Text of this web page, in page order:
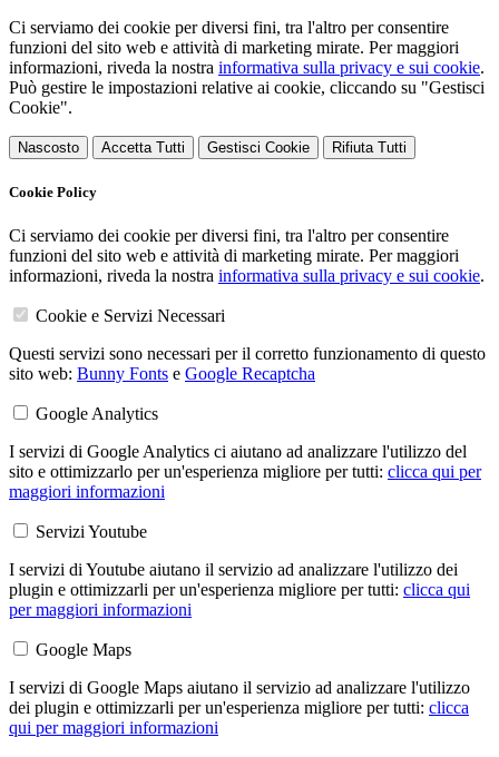
Ci serviamo dei cookie per diversi fini, tra l'altro per consentire
funzioni del sito web e attività di marketing mirate. Per maggiori
informazioni, riveda la nostra informativa sulla privacy e sui cookie.
Può gestire le impostazioni relative ai cookie, cliccando su "Gestisci
Cookie".
Nascosto Accetta Tutti Gestisci Cookie Rifiuta Tutti
Cookie Policy
Ci serviamo dei cookie per diversi fini, tra l'altro per consentire
funzioni del sito web e attività di marketing mirate. Per maggiori
informazioni, riveda la nostra informativa sulla privacy e sui cookie.
Cookie e Servizi Necessari
Questi servizi sono necessari per il corretto funzionamento di questo
sito web: Bunny Fonts e Google Recaptcha
Google Analytics
I servizi di Google Analytics ci aiutano ad analizzare l'utilizzo del
sito e ottimizzarlo per un'esperienza migliore per tutti: clicca qui per
maggiori informazioni
Servizi Youtube
I servizi di Youtube aiutano il servizio ad analizzare l'utilizzo dei
plugin e ottimizzarli per un'esperienza migliore per tutti: clicca qui
per maggiori informazioni
Google Maps
I servizi di Google Maps aiutano il servizio ad analizzare l'utilizzo
dei plugin e ottimizzarli per un'esperienza migliore per tutti: clicca
qui per maggiori informazioni